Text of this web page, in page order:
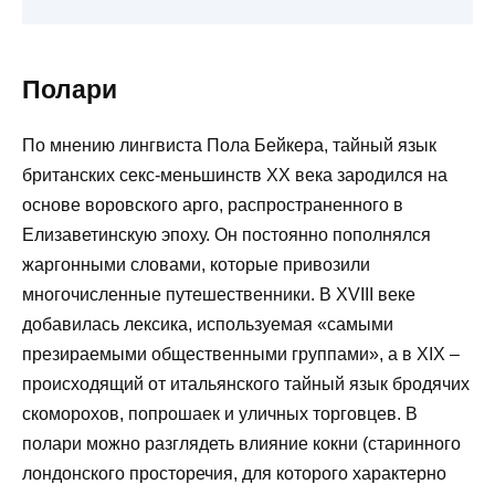
Полари
По мнению лингвиста Пола Бейкера, тайный язык
британских секс-меньшинств XX века зародился на
основе воровского арго, распространенного в
Елизаветинскую эпоху. Он постоянно пополнялся
жаргонными словами, которые привозили
многочисленные путешественники. В XVIII веке
добавилась лексика, используемая «самыми
презираемыми общественными группами», а в XIX –
происходящий от итальянского тайный язык бродячих
скоморохов, попрошаек и уличных торговцев. В
полари можно разглядеть влияние кокни (старинного
лондонского просторечия, для которого характерно